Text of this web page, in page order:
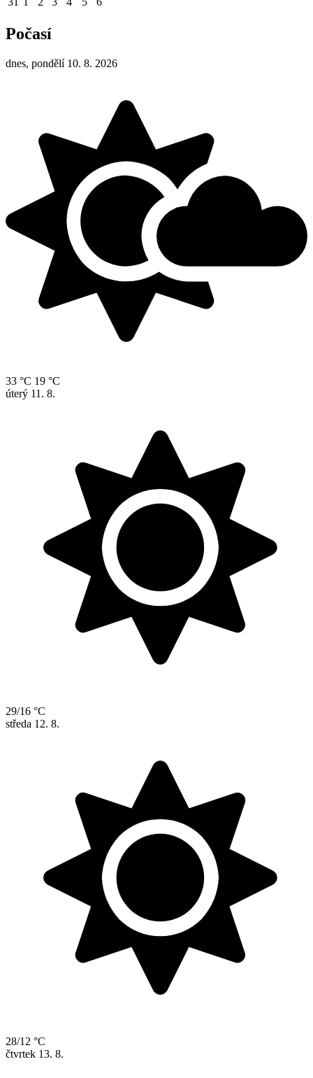
Počasí
dnes, pondělí 10. 8. 2026
33 °C 19 °C
úterý 11. 8.
29/16 °C
středa 12. 8.
28/12 °C
čtvrtek 13. 8.